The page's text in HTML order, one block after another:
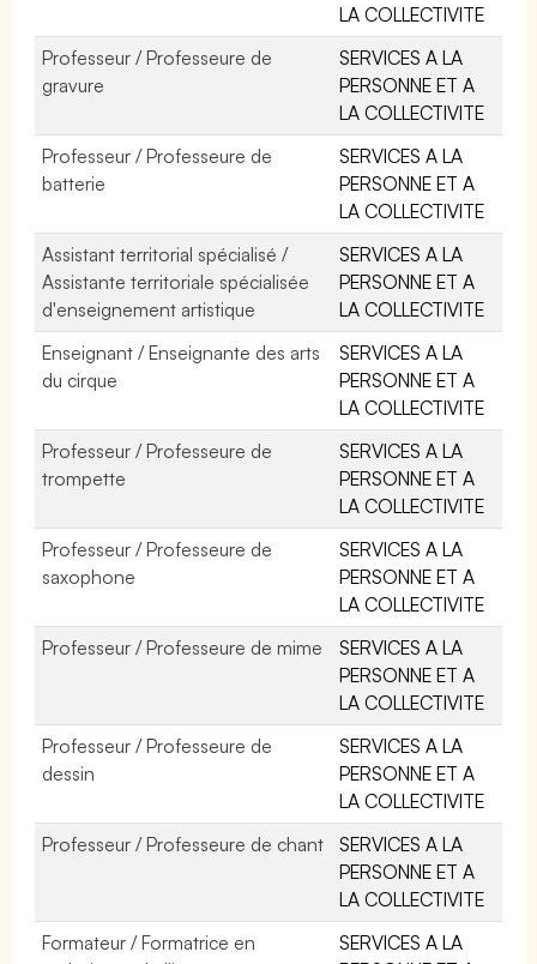
LA COLLECTIVITE
Professeur / Professeure de
gravure
SERVICES A LA
PERSONNE ET A
LA COLLECTIVITE
Professeur / Professeure de
batterie
SERVICES A LA
PERSONNE ET A
LA COLLECTIVITE
Assistant territorial spécialisé /
Assistante territoriale spécialisée
d'enseignement artistique
SERVICES A LA
PERSONNE ET A
LA COLLECTIVITE
Enseignant / Enseignante des arts
du cirque
SERVICES A LA
PERSONNE ET A
LA COLLECTIVITE
Professeur / Professeure de
trompette
SERVICES A LA
PERSONNE ET A
LA COLLECTIVITE
Professeur / Professeure de
saxophone
SERVICES A LA
PERSONNE ET A
LA COLLECTIVITE
Professeur / Professeure de mime
SERVICES A LA
PERSONNE ET A
LA COLLECTIVITE
Professeur / Professeure de
dessin
SERVICES A LA
PERSONNE ET A
LA COLLECTIVITE
Professeur / Professeure de chant
SERVICES A LA
PERSONNE ET A
LA COLLECTIVITE
Formateur / Formatrice en
SERVICES A LA